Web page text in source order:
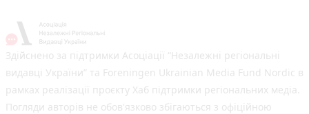
Здійснено за підтримки Асоціації “Незалежні регіональні
видавці України” та Foreningen Ukrainian Media Fund Nordic в
рамках реалізації проєкту Хаб підтримки регіональних медіа.
Погляди авторів не обов'язково збігаються з офіційною